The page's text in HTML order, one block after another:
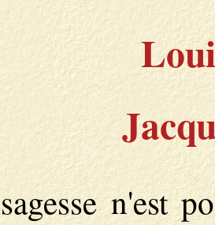
n'est